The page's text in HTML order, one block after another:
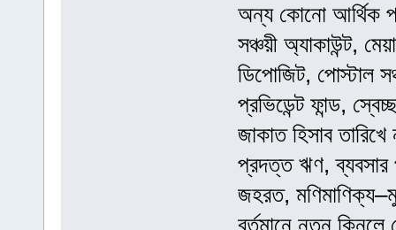
অন্য কোনো আর্থিক
সঞ্চয়ী অ্যাকাউন্ট,
ডিপোজিট, পোস্টাল
প্রভিডেন্ট ফান্ড,
জাকাত হিসাব
প্রদত্ত ঋণ, ব্যবসার
জহরত,